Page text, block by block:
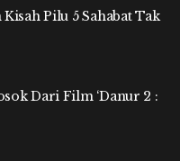
Pilu 5 Sahabat Tak
Dari Film ‘Danur 2 :